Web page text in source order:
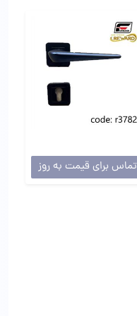
تماس برای قیمت به روز